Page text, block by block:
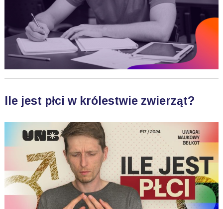
Ile jest płci w królestwie zwierząt?